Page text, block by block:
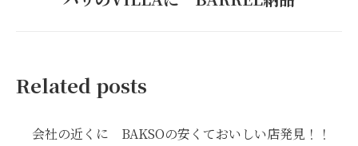
Related posts
会社の近くに BAKSOの安くておいしい店発見！！